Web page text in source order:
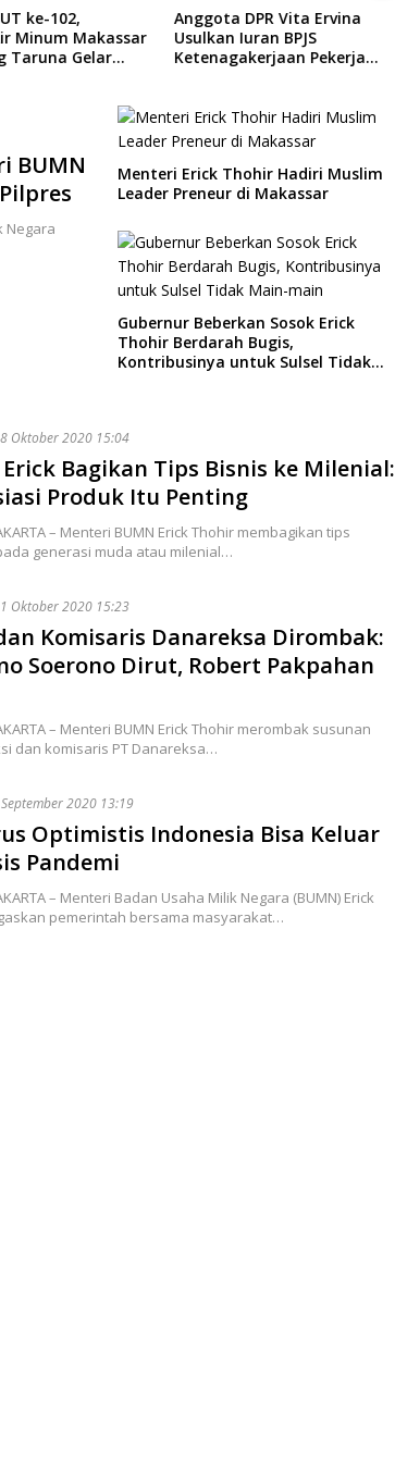
Vita Ervina
BPJS
Pekerja
Unhas Bagikan 6.970
Almamater Gratis kepada
Maba, Ini Pesan Menyentuh
BUMN
Negara
Menteri Erick Thohir Hadiri Muslim
Leader Preneur di Makassar
Gubernur Beberkan Sosok Erick
Thohir Berdarah Bugis,
Kontribusinya untuk Sulsel Tidak
Oktober 2020 15:04
Bagikan Tips Bisnis ke Milenial:
Produk Itu Penting
– Menteri BUMN Erick Thohir membagikan tips
generasi muda atau milenial…
Oktober 2020 15:23
Komisaris Danareksa Dirombak:
Soerono Dirut, Robert Pakpahan
– Menteri BUMN Erick Thohir merombak susunan
dan komisaris PT Danareksa…
2020 13:19
Optimistis Indonesia Bisa Keluar
Pandemi
– Menteri Badan Usaha Milik Negara (BUMN) Erick
pemerintah bersama masyarakat…